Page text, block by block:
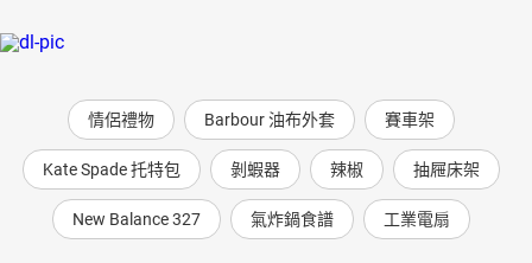
情侶禮物 Barbour 油布外套 賽車架
Kate Spade 托特包 剝蝦器 辣椒 抽屜床架
New Balance 327 氣炸鍋食譜 工業電扇